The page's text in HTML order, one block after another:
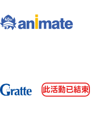
此活動已結束